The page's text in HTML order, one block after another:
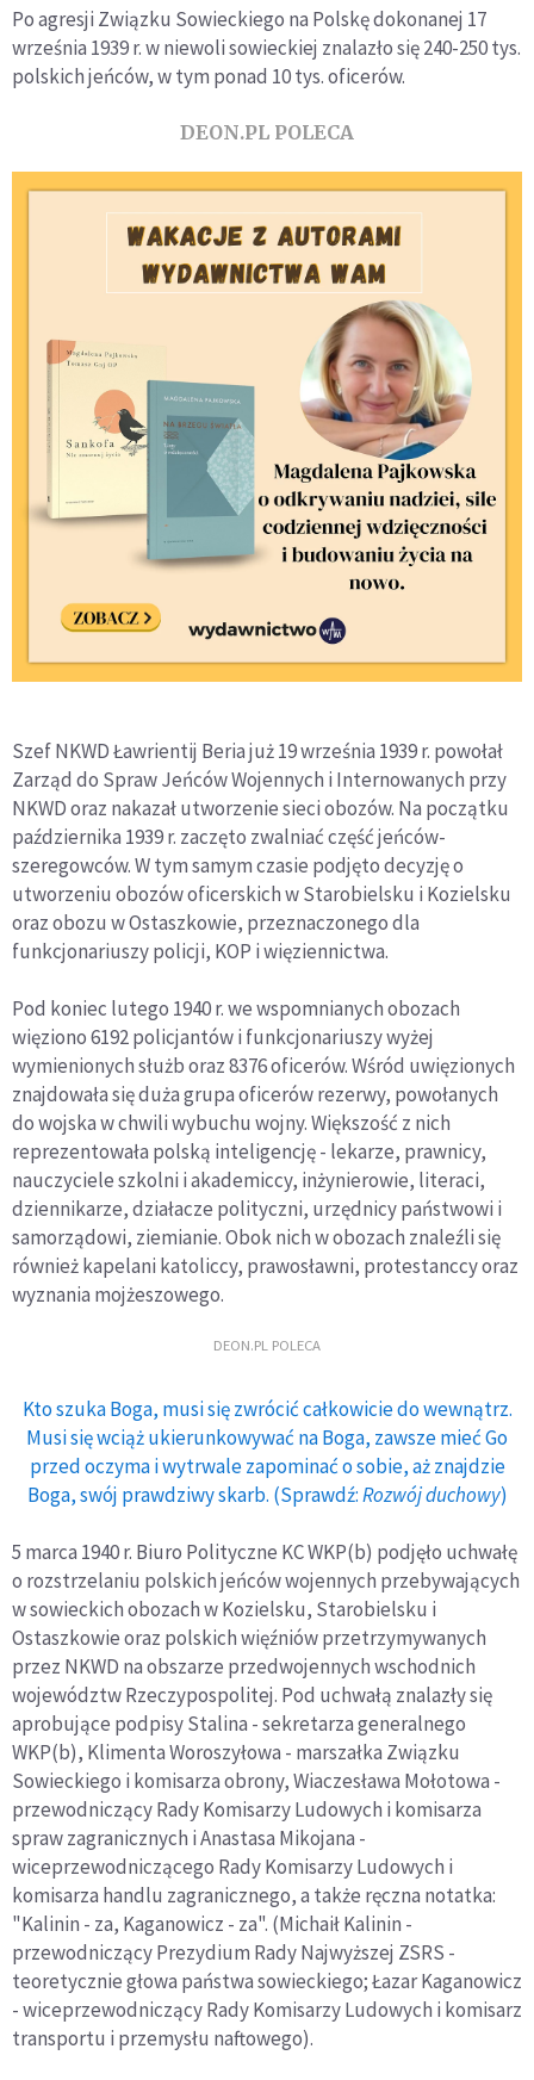
Po agresji Związku Sowieckiego na Polskę dokonanej 17
września 1939 r. w niewoli sowieckiej znalazło się 240-250 tys.
polskich jeńców, w tym ponad 10 tys. oficerów.
DEON.PL POLECA
Szef NKWD Ławrientij Beria już 19 września 1939 r. powołał
Zarząd do Spraw Jeńców Wojennych i Internowanych przy
NKWD oraz nakazał utworzenie sieci obozów. Na początku
października 1939 r. zaczęto zwalniać część jeńców-
szeregowców. W tym samym czasie podjęto decyzję o
utworzeniu obozów oficerskich w Starobielsku i Kozielsku
oraz obozu w Ostaszkowie, przeznaczonego dla
funkcjonariuszy policji, KOP i więziennictwa.
Pod koniec lutego 1940 r. we wspomnianych obozach
więziono 6192 policjantów i funkcjonariuszy wyżej
wymienionych służb oraz 8376 oficerów. Wśród uwięzionych
znajdowała się duża grupa oficerów rezerwy, powołanych
do wojska w chwili wybuchu wojny. Większość z nich
reprezentowała polską inteligencję - lekarze, prawnicy,
nauczyciele szkolni i akademiccy, inżynierowie, literaci,
dziennikarze, działacze polityczni, urzędnicy państwowi i
samorządowi, ziemianie. Obok nich w obozach znaleźli się
również kapelani katoliccy, prawosławni, protestanccy oraz
wyznania mojżeszowego.
DEON.PL POLECA
Kto szuka Boga, musi się zwrócić całkowicie do wewnątrz.
Musi się wciąż ukierunkowywać na Boga, zawsze mieć Go
przed oczyma i wytrwale zapominać o sobie, aż znajdzie
Boga, swój prawdziwy skarb. (Sprawdź:Rozwój duchowy)
5 marca 1940 r. Biuro Polityczne KC WKP(b) podjęło uchwałę
o rozstrzelaniu polskich jeńców wojennych przebywających
w sowieckich obozach w Kozielsku, Starobielsku i
Ostaszkowie oraz polskich więźniów przetrzymywanych
przez NKWD na obszarze przedwojennych wschodnich
województw Rzeczypospolitej. Pod uchwałą znalazły się
aprobujące podpisy Stalina - sekretarza generalnego
WKP(b), Klimenta Woroszyłowa - marszałka Związku
Sowieckiego i komisarza obrony, Wiaczesława Mołotowa -
przewodniczący Rady Komisarzy Ludowych i komisarza
spraw zagranicznych i Anastasa Mikojana -
wiceprzewodniczącego Rady Komisarzy Ludowych i
komisarza handlu zagranicznego, a także ręczna notatka:
"Kalinin - za, Kaganowicz - za". (Michaił Kalinin -
przewodniczący Prezydium Rady Najwyższej ZSRS -
teoretycznie głowa państwa sowieckiego; Łazar Kaganowicz
- wiceprzewodniczący Rady Komisarzy Ludowych i komisarz
transportu i przemysłu naftowego).